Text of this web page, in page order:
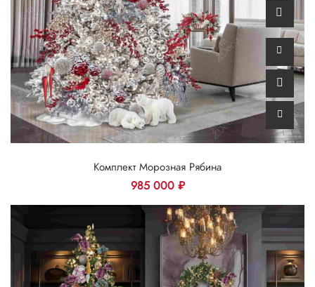
Комплект Морозная Рябина
985 000 ₽